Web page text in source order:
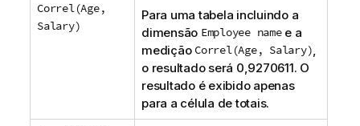
Correl(Age,
Salary)
Para uma tabela incluindo a
dimensão Employee namee a
medição Correl(Age, Salary),
o resultado será 0,9270611. O
resultado é exibido apenas
para a célula de totais.